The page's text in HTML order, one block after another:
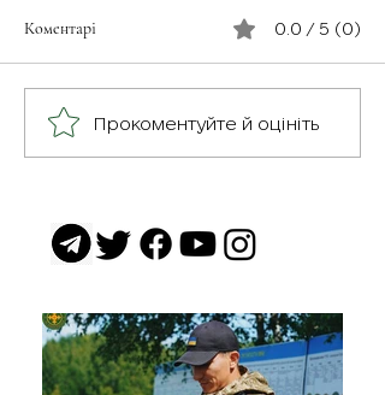
Військовослужбовець з
псевдо «Чех» з батальйону
Коментарі 0.0 / 5 (0)
Прокоментуйте й оцініть